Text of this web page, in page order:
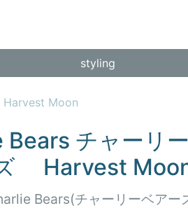
styling
Moon
Bears チャーリ
Harvest
Bears(チャーリーベアー